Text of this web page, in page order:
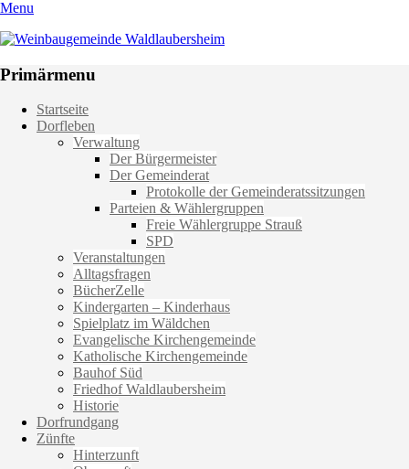
Menu
Weinbaugemeinde Waldlaubersheim
Primärmenu
Weiter
zum
Startseite
Dorfleben
Verwaltung
Der Bürgermeister
Der Gemeinderat
Protokolle der Gemeinderatssitzungen
Parteien & Wählergruppen
Freie Wählergruppe Strauß
SPD
Veranstaltungen
Alltagsfragen
BücherZelle
Kindergarten – Kinderhaus
Spielplatz im Wäldchen
Evangelische Kirchengemeinde
Katholische Kirchengemeinde
Bauhof Süd
Friedhof Waldlaubersheim
Historie
Dorfrundgang
Zünfte
Hinterzunft